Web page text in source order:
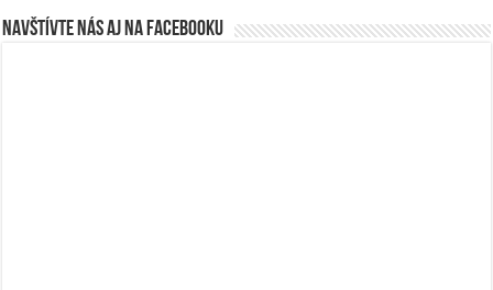
Navštívte nás aj na Facebooku